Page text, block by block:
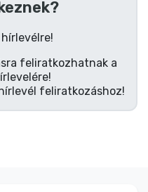
feliratkozhatnak a
feliratkozáshoz!